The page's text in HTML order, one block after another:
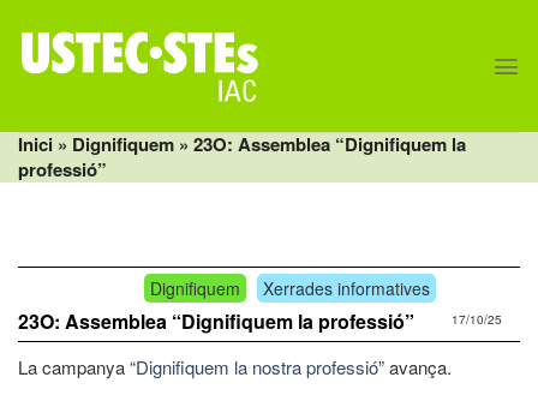
content
Inici » Dignifiquem » 23O: Assemblea “Dignifiquem la
professió”
Dignifiquem Xerrades informatives
17/10/25
23O: Assemblea “Dignifiquem la professió”
La campanya “Dignifiquem la nostra professió” avança.